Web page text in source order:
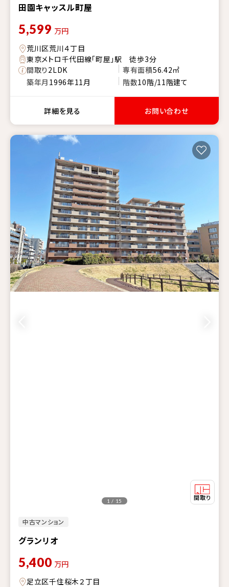
田園キャッスル町屋
5,599 万円
荒川区荒川４丁目
東京メトロ千代田線「町屋」駅 徒歩3分
間取り2LDK 専有面積56.42㎡
築年月 1996年11月 階数10階/11階建て
詳細を見る お問い合わせ
中古マンション
グランリオ
1 / 15
5,400 万円
足立区千住桜木２丁目